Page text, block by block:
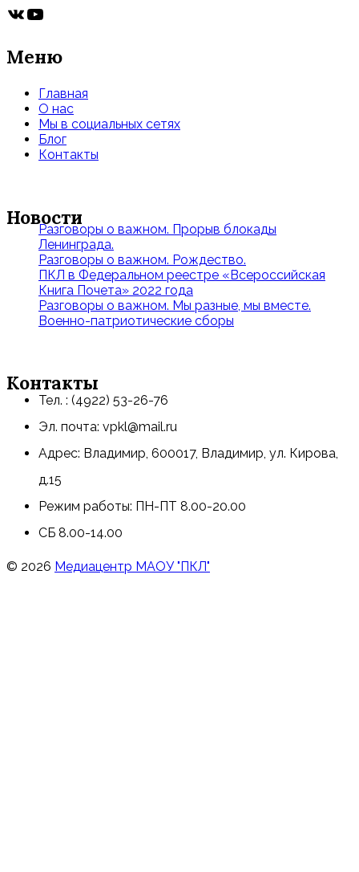
ВКонтакте
YouTube
Меню
Главная
О нас
Мы в социальных сетях
Блог
Контакты
Новости
Разговоры о важном. Прорыв блокады
Ленинграда.
Разговоры о важном. Рождество.
ПКЛ в Федеральном реестре «Всероссийская
Книга Почета» 2022 года
Разговоры о важном. Мы разные, мы вместе.
Военно-патриотические сборы
Контакты
Тел. : (4922) 53-26-76
Эл. почта: vpkl@mail.ru
Адрес: Владимир, 600017, Владимир, ул. Кирова,
д.15
Режим работы: ПН-ПТ 8.00-20.00
СБ 8.00-14.00
© 2026 Медиацентр МАОУ "ПКЛ"